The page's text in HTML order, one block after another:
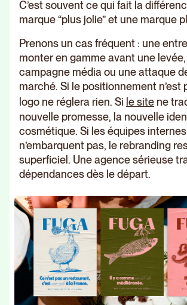
C’est souvent ce qui fait la
marque “plus jolie” et une marque
Prenons un cas fréquent : une
monter en gamme avant une
campagne média ou une attaque
marché. Si le positionnement n’est
logo ne réglera rien. Si le site ne
nouvelle promesse, la nouvelle
cosmétique. Si les équipes internes
n’embarquent pas, le rebranding
superficiel. Une agence sérieuse
dépendances dès le départ.